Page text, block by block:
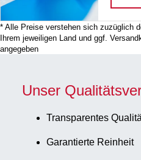
* Alle Preise verstehen sich zuzüglich
Ihrem jeweiligen Land und ggf.
angegeben
Unser
Transparentes
Garantierte Reinheit